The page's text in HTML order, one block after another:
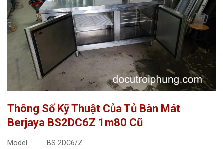
Thông Số Kỹ Thuật Của Tủ Bàn Mát
Berjaya BS2DC6Z 1m80 Cũ
Model
BS 2DC6/Z